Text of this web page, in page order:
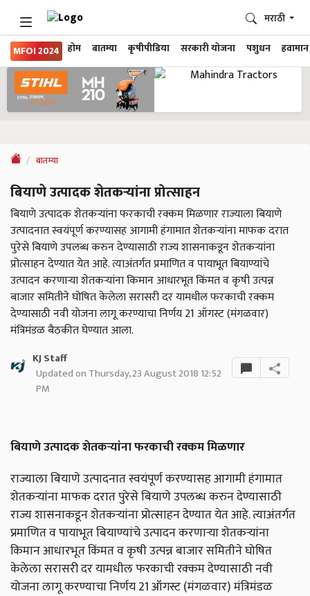
MFOI 2024 होम बातम्या कृषीपीडिया सरकारी योजना पशुधन हवामान
मराठी
बातम्या
बियाणे उत्पादक शेतकऱ्यांना प्रोत्साहन
बियाणे उत्पादक शेतकऱ्यांना फरकाची रक्कम मिळणार राज्याला बियाणे
उत्पादनात स्वयंपूर्ण करण्यासह आगामी हंगामात शेतकऱ्यांना माफक दरात
पुरेसे बियाणे उपलब्ध करुन देण्यासाठी राज्य शासनाकडून शेतकऱ्यांना
प्रोत्साहन देण्यात येत आहे. त्याअंतर्गत प्रमाणित व पायाभूत बियाण्यांचे
उत्पादन करणाऱ्या शेतकऱ्यांना किमान आधारभूत किंमत व कृषी उत्पन्न
बाजार समितीने घोषित केलेला सरासरी दर यामधील फरकाची रक्कम
देण्यासाठी नवी योजना लागू करण्याचा निर्णय 21 ऑगस्ट (मंगळवार)
मंत्रिमंडळ बैठकीत घेण्यात आला.
KJ Staff
Updated on Thursday, 23 August 2018 12:52
PM
बियाणे उत्पादक शेतकऱ्यांना फरकाची रक्कम मिळणार
राज्याला बियाणे उत्पादनात स्वयंपूर्ण करण्यासह आगामी हंगामात
शेतकऱ्यांना माफक दरात पुरेसे बियाणे उपलब्ध करुन देण्यासाठी
राज्य शासनाकडून शेतकऱ्यांना प्रोत्साहन देण्यात येत आहे. त्याअंतर्गत
प्रमाणित व पायाभूत बियाण्यांचे उत्पादन करणाऱ्या शेतकऱ्यांना
किमान आधारभूत किंमत व कृषी उत्पन्न बाजार समितीने घोषित
केलेला सरासरी दर यामधील फरकाची रक्कम देण्यासाठी नवी
योजना लागू करण्याचा निर्णय 21 ऑगस्ट (मंगळवार) मंत्रिमंडळ